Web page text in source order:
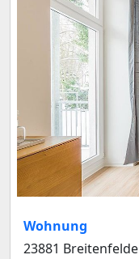
Wohnung
23881 Breitenfelde